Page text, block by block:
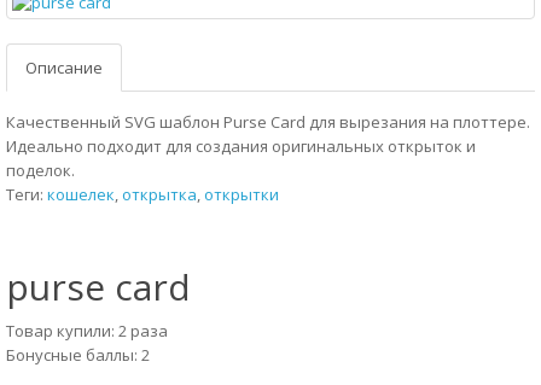
Описание
Качественный SVG шаблон Purse Card для вырезания на плоттере.
Идеально подходит для создания оригинальных открыток и
поделок.
Теги: кошелек,открытка,открытки
purse card
Товар купили: 2 раза
Бонусные баллы: 2